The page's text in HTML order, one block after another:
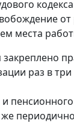
места
закреплено
раз в
же